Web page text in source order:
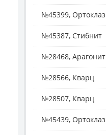
№45399, Ортоклаз
№45387, Стибнит
№28468, Арагонит
№28566, Кварц
№28507, Кварц
№45439, Ортоклаз